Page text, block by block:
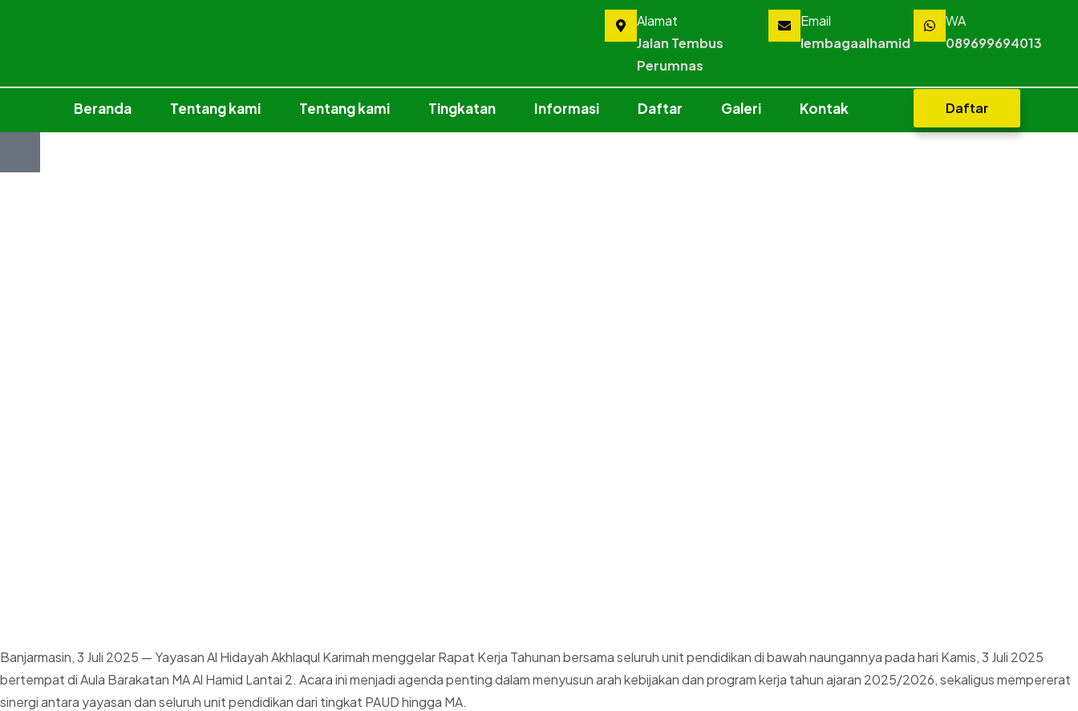
Alamat
Jalan Tembus
Perumnas
Email
lembagaalhamid
WA
089699694013
Beranda Tentang kami Tentang kami Tingkatan Informasi Daftar Galeri Kontak Daftar
Banjarmasin, 3 Juli 2025 — Yayasan Al Hidayah Akhlaqul Karimah menggelar Rapat Kerja Tahunan bersama seluruh unit pendidikan di bawah naungannya pada hari Kamis, 3 Juli 2025
bertempat di Aula Barakatan MA Al Hamid Lantai 2. Acara ini menjadi agenda penting dalam menyusun arah kebijakan dan program kerja tahun ajaran 2025/2026, sekaligus mempererat
sinergi antara yayasan dan seluruh unit pendidikan dari tingkat PAUD hingga MA.